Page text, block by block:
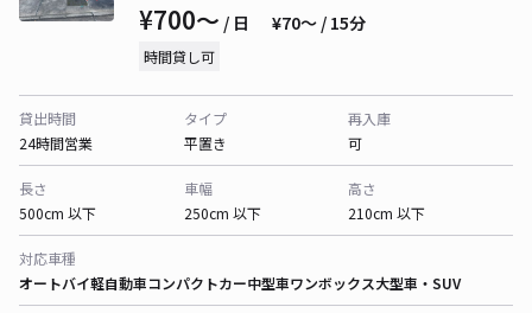
¥700〜 / 日 ¥70〜 / 15分
時間貸し可
貸出時間
24時間営業
タイプ
平置き
再入庫
可
長さ
500cm 以下
車幅
250cm 以下
高さ
210cm 以下
対応車種
オートバイ軽自動車コンパクトカー中型車ワンボックス大型車・SUV